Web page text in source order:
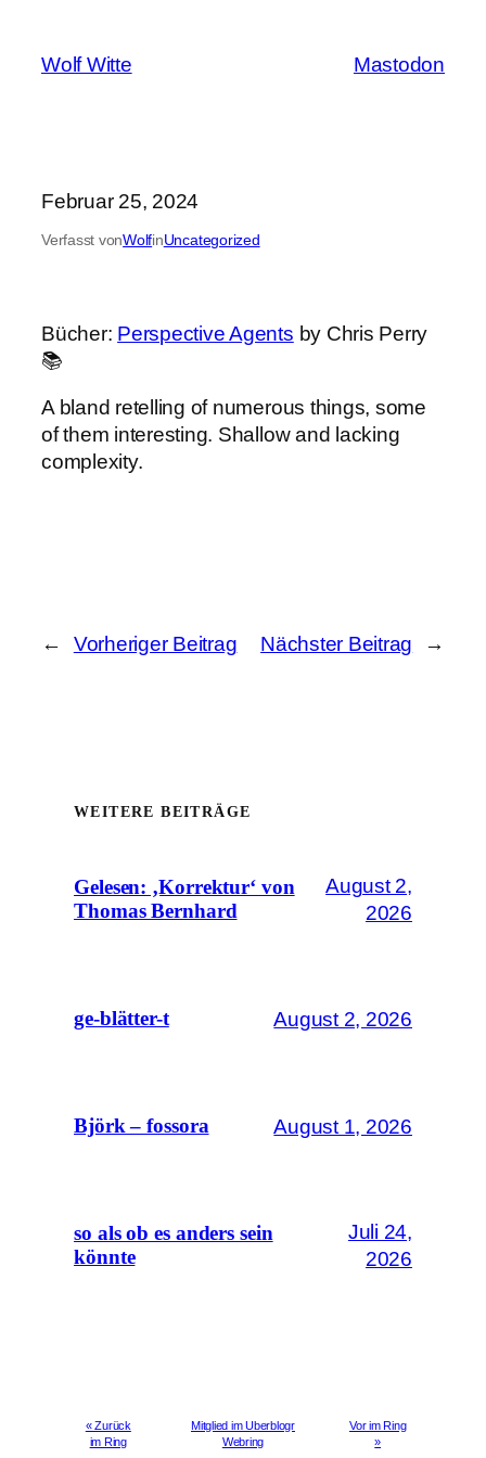
springen
Wolf Witte Mastodon
Februar 25, 2024
Verfasst vonWolfinUncategorized
Bücher: Perspective Agents by Chris Perry
📚
A bland retelling of numerous things, some
of them interesting. Shallow and lacking
complexity.
← Vorheriger Beitrag Nächster Beitrag →
WEITERE BEITRÄGE
Gelesen: ‚Korrektur‘ von
Thomas Bernhard
August 2,
2026
ge-blätter-t August 2, 2026
Björk – fossora August 1, 2026
so als ob es anders sein
könnte
Juli 24,
2026
« Zurück
im Ring
Mitglied im Uberblogr
Webring
Vor im Ring
»